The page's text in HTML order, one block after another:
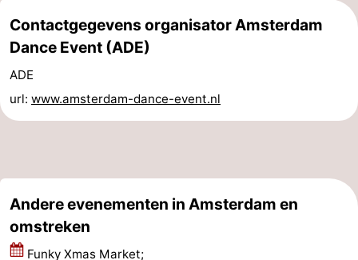
Contactgegevens organisator Amsterdam
Dance Event (ADE)
ADE
url: www.amsterdam-dance-event.nl
Andere evenementen in Amsterdam en
omstreken
Funky Xmas Market;